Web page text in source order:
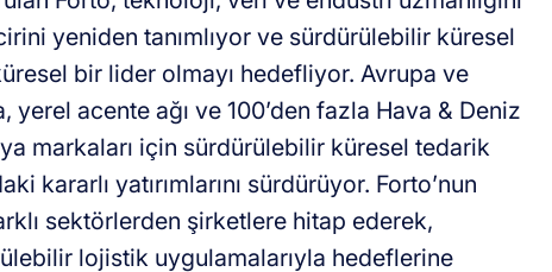
yeniden tanımlıyor ve sürdürülebilir küresel
bir lider olmayı hedefliyor. Avrupa ve
yerel acente ağı ve 100’den fazla Hava & Deniz
markaları için sürdürülebilir küresel tedarik
kararlı yatırımlarını sürdürüyor. Forto’nun
sektörlerden şirketlere hitap ederek,
lojistik uygulamalarıyla hedeflerine